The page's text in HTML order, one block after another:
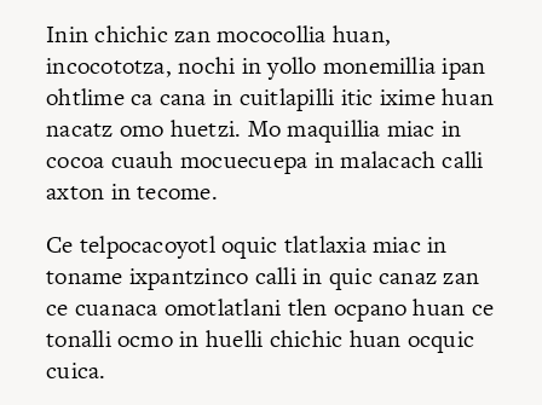
Inin chichic zan mococollia huan,
incocototza, nochi in yollo monemillia ipan
ohtlime ca cana in cuitlapilli itic ixime huan
nacatz omo huetzi. Mo maquillia miac in
cocoa cuauh mocuecuepa in malacach calli
axton in tecome.
Ce telpocacoyotl oquic tlatlaxia miac in
toname ixpantzinco calli in quic canaz zan
ce cuanaca omotlatlani tlen ocpano huan ce
tonalli ocmo in huelli chichic huan ocquic
cuica.